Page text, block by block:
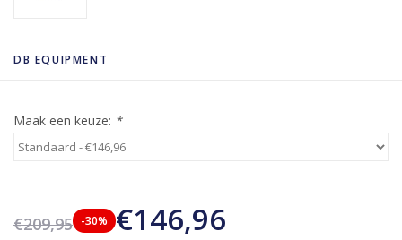
DB EQUIPMENT
Maak een keuze: *
€209,95 -30% €146,96